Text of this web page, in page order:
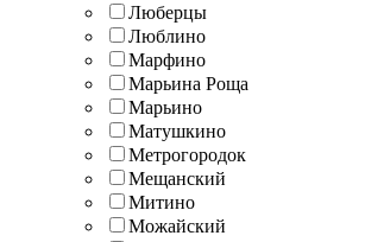
Люберцы
Люблино
Марфино
Марьина Роща
Марьино
Матушкино
Метрогородок
Мещанский
Митино
Можайский